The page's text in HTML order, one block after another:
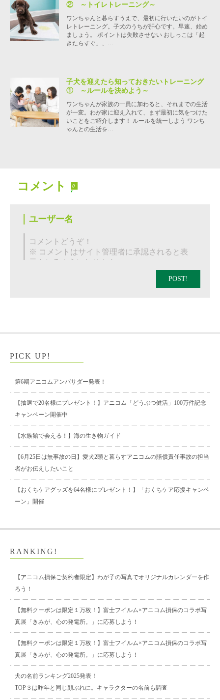
② ～トイレトレーニング～
ワンちゃんと暮らすうえで、最初に行いたいのがトイ
レトレーニング。子犬のうちが肝心です。早速、始め
ましょう。 ポイントは失敗させない おしっこは「起
きたらすぐ」、…
子犬を迎えたら知っておきたいトレーニング
① ～ルールを決めよう～
ワンちゃんが家族の一員に加わると、それまでの生活
が一変。わが家に迎え入れて、まず最初に気をつけた
いことをご紹介します！ ルールを統一しよう ワンち
ゃんとの生活を…
コメント 0
POST!
PICK UP!
第6期アニコムアンバサダー発表！
【抽選で20名様にプレゼント！】アニコム「どうぶつ健活」100万件記念
キャンペーン開催中
【水族館で会える！】海の生き物ガイド
【6月25日は無事故の日】愛犬2頭と暮らすアニコムの賠償責任事故の担当
者がお伝えしたいこと
【おくちケアグッズを64名様にプレゼント！】「おくちケア応援キャンペ
ーン」開催
RANKING!
【アニコム損保ご契約者限定】わが子の写真でオリジナルカレンダーを作
ろう！
【無料クーポンは限定１万枚！】富士フイルム×アニコム損保のコラボ写
真展「きみが、心の発電所。」に応募しよう！
【無料クーポンは限定１万枚！】富士フイルム×アニコム損保のコラボ写
真展「きみが、心の発電所。」に応募しよう！
犬の名前ランキング2025発表！
TOP３は昨年と同じ顔ぶれに。キャラクターの名前も調査